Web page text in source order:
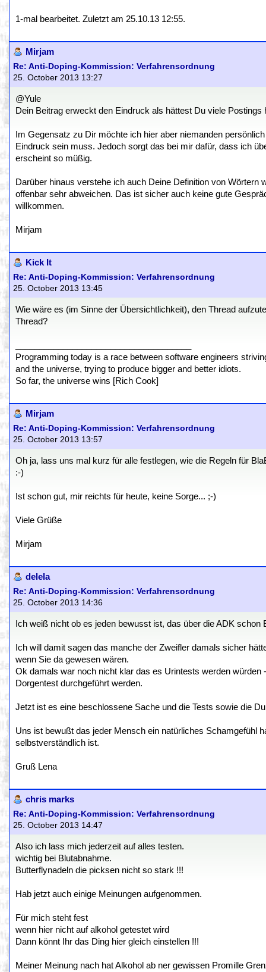
1-mal bearbeitet. Zuletzt am 25.10.13 12:55.
Mirjam
Re: Anti-Doping-Kommission: Verfahrensordnung
25. October 2013 13:27
@Yule
Dein Beitrag erweckt den Eindruck als hättest Du viele
Im Gegensatz zu Dir möchte ich hier aber niemanden
Eindruck sein muss. Jedoch sorgt das bei mir dafür, dass ich
erscheint so müßig.
Darüber hinaus verstehe ich auch Deine Definition von
offenbar sehr abweichen. Das ist sicher auch keine gute
willkommen.
Mirjam
Kick It
Re: Anti-Doping-Kommission: Verfahrensordnung
25. October 2013 13:45
Wie wäre es (im Sinne der Übersichtlichkeit), den Thread
Thread?
Programming today is a race between software engineers
and the universe, trying to produce bigger and better idiots.
So far, the universe wins [Rich Cook]
Mirjam
Re: Anti-Doping-Kommission: Verfahrensordnung
25. October 2013 13:57
Oh ja, lass uns mal kurz für alle festlegen, wie die Regeln für
:-)
Ist schon gut, mir reichts für heute, keine Sorge... ;-)
Viele Grüße
Mirjam
delela
Re: Anti-Doping-Kommission: Verfahrensordnung
25. October 2013 14:36
Ich weiß nicht ob es jeden bewusst ist, das über die ADK
Ich will damit sagen das manche der Zweifler damals sicher
wenn Sie da gewesen wären.
Ok damals war noch nicht klar das es Urintests werden
Dorgentest durchgeführt werden.
Jetzt ist es eine beschlossene Sache und die Tests sowie die
Uns ist bewußt das jeder Mensch ein natürliches Schamgefühl
selbstverständlich ist.
Gruß Lena
chris marks
Re: Anti-Doping-Kommission: Verfahrensordnung
25. October 2013 14:47
Also ich lass mich jederzeit auf alles testen.
wichtig bei Blutabnahme.
Butterflynadeln die picksen nicht so stark !!!
Hab jetzt auch einige Meinungen aufgenommen.
Für mich steht fest
wenn hier nicht auf alkohol getestet wird
Dann könnt Ihr das Ding hier gleich einstellen !!!
Meiner Meinung nach hat Alkohol ab ner gewissen Promille